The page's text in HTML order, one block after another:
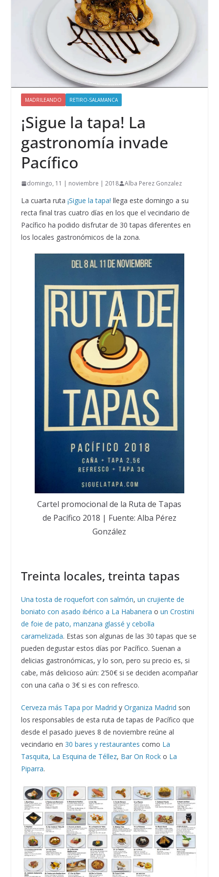
MADRILEANDO RETIRO-SALAMANCA
¡Sigue la tapa! La
gastronomía invade
Pacífico
domingo, 11 | noviembre | 2018 Alba Perez Gonzalez
La cuarta ruta ¡Sigue la tapa! llega este domingo a su
recta final tras cuatro días en los que el vecindario de
Pacífico ha podido disfrutar de 30 tapas diferentes en
los locales gastronómicos de la zona.
Cartel promocional de la Ruta de Tapas
de Pacífico 2018 | Fuente: Alba Pérez
González
Treinta locales, treinta tapas
Una tosta de roquefort con salmón, un crujiente de
boniato con asado ibérico a La Habanera o un Crostini
de foie de pato, manzana glassé y cebolla
caramelizada. Estas son algunas de las 30 tapas que se
pueden degustar estos días por Pacífico. Suenan a
delicias gastronómicas, y lo son, pero su precio es, si
cabe, más delicioso aún: 2’50€ si se deciden acompañar
con una caña o 3€ si es con refresco.
Cerveza más Tapa por Madrid y Organiza Madrid son
los responsables de esta ruta de tapas de Pacífico que
desde el pasado jueves 8 de noviembre reúne al
vecindario en 30 bares y restaurantes como La
Tasquita, La Esquina de Téllez, Bar On Rocko La
Piparra.